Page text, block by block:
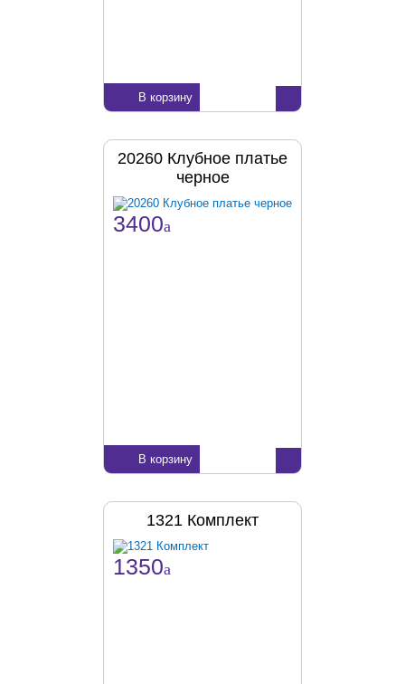
В корзину
20260 Клубное платье
черное
3400a
В корзину
1321 Комплект
1350a